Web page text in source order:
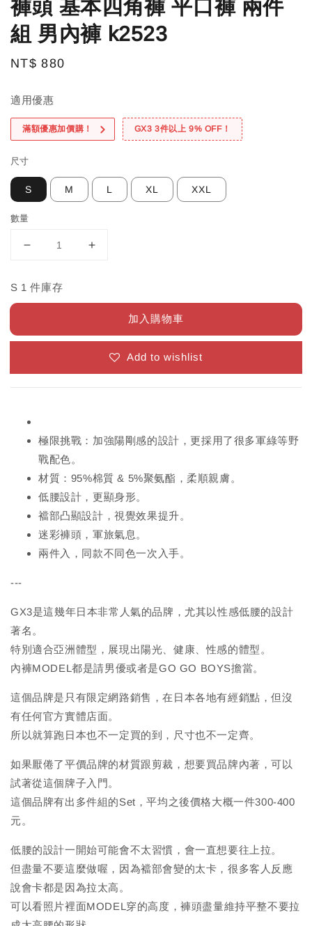
褲頭 基本四角褲 平口褲 兩件
組 男內褲 k2523
Regular
NT$ 880
適用優惠
滿額優惠加價購！ GX3 3件以上 9% OFF！
尺寸
S M L XL XXL
數量
S 1 件庫存
加入購物車
Add to wishlist
極限挑戰：加強陽剛感的設計，更採用了很多軍綠等野
戰配色。
材質：95%棉質 & 5%聚氨酯，柔順親膚。
低腰設計，更顯身形。
襠部凸顯設計，視覺效果提升。
迷彩褲頭，軍旅氣息。
兩件入，同款不同色一次入手。
---
GX3是這幾年日本非常人氣的品牌，尤其以性感低腰的設計
著名。
特別適合亞洲體型，展現出陽光、健康、性感的體型。
內褲MODEL都是請男優或者是GO GO BOYS擔當。
這個品牌是只有限定網路銷售，在日本各地有經銷點，但沒
有任何官方實體店面。
所以就算跑日本也不一定買的到，尺寸也不一定齊。
如果厭倦了平價品牌的材質跟剪裁，想要買品牌內著，可以
試著從這個牌子入門。
這個品牌有出多件組的Set，平均之後價格大概一件300-400
元。
低腰的設計一開始可能會不太習慣，會一直想要往上拉。
但盡量不要這麼做喔，因為襠部會變的太卡，很多客人反應
說會卡都是因為拉太高。
可以看照片裡面MODEL穿的高度，褲頭盡量維持平整不要拉